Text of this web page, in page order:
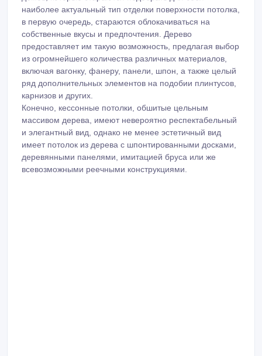
наиболее актуальный тип отделки поверхности потолка,
в первую очередь, стараются облокачиваться на
собственные вкусы и предпочтения. Дерево
предоставляет им такую возможность, предлагая выбор
из огромнейшего количества различных материалов,
включая вагонку, фанеру, панели, шпон, а также целый
ряд дополнительных элементов на подобии плинтусов,
карнизов и других.
Конечно, кессонные потолки, обшитые цельным
массивом дерева, имеют невероятно респектабельный
и элегантный вид, однако не менее эстетичный вид
имеет потолок из дерева с шпонтированными досками,
деревянными панелями, имитацией бруса или же
всевозможными реечными конструкциями.